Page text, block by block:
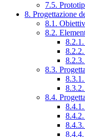
7.5.
8. Progettazione
8.1.
8.2.
8.3.
8.4.